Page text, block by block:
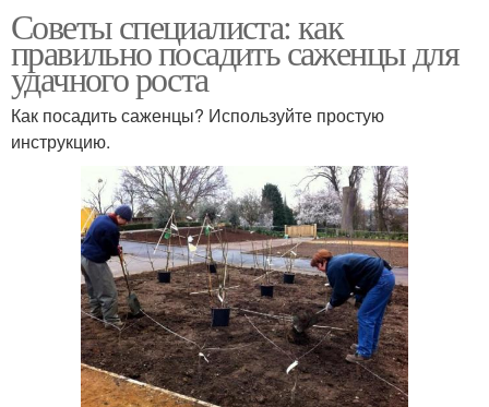
Советы специалиста: как
правильно посадить саженцы для
удачного роста
Как посадить саженцы? Используйте простую
инструкцию.